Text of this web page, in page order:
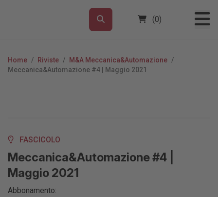
(0)
Home / Riviste / M&A Meccanica&Automazione /
Meccanica&Automazione #4 | Maggio 2021
FASCICOLO
Meccanica&Automazione #4 |
Maggio 2021
Abbonamento: